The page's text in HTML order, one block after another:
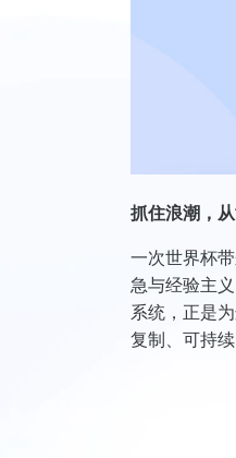
抓住浪潮，
一次世界杯
急与经验主
系统，正是
复制、可持续